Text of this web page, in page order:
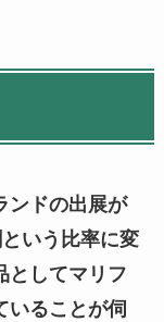
ンドの出展が
いう比率に変
としてマリフ
いることが伺